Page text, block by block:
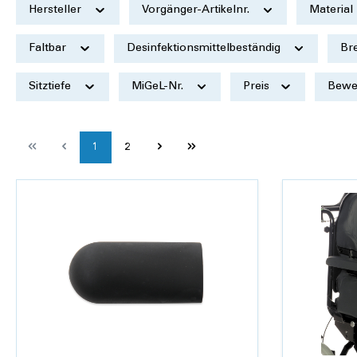
Hersteller Vorgänger-Artikelnr. Material
Faltbar Desinfektionsmittelbeständig
Sitztiefe MiGeL-Nr. Preis
1 2